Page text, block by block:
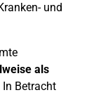
und
als
Betracht